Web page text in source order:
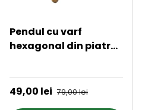
Pendul cu varf
hexagonal din piatra
semipretioasa ochi de
tigru
Preț de vânzare
49,00 lei Preț obișnuit
79,00 lei